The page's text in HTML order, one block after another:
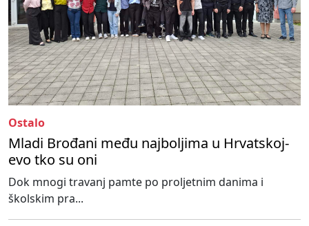
Ostalo
Mladi Brođani među najboljima u Hrvatskoj-
evo tko su oni
Dok mnogi travanj pamte po proljetnim danima i
školskim pra...